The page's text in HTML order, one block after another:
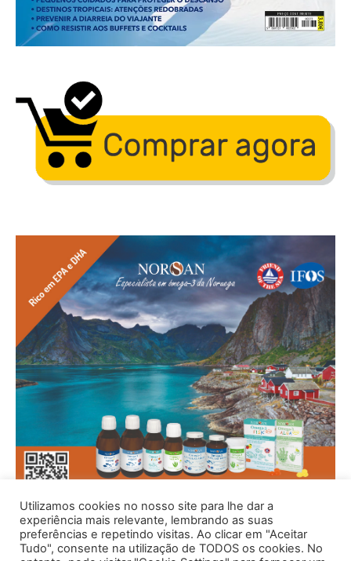
Utilizamos cookies no nosso site para lhe dar a
experiência mais relevante, lembrando as suas
preferências e repetindo visitas. Ao clicar em "Aceitar
Tudo", consente na utilização de TODOS os cookies. No